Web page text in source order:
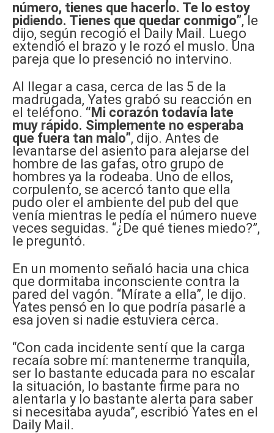
número, tienes que hacerlo. Te lo estoy
pidiendo. Tienes que quedar conmigo”, le
dijo, según recogió el Daily Mail. Luego
extendió el brazo y le rozó el muslo. Una
pareja que lo presenció no intervino.
Al llegar a casa, cerca de las 5 de la
madrugada, Yates grabó su reacción en
el teléfono. “Mi corazón todavía late
muy rápido. Simplemente no esperaba
que fuera tan malo”, dijo. Antes de
levantarse del asiento para alejarse del
hombre de las gafas, otro grupo de
hombres ya la rodeaba. Uno de ellos,
corpulento, se acercó tanto que ella
pudo oler el ambiente del pub del que
venía mientras le pedía el número nueve
veces seguidas. “¿De qué tienes miedo?”,
le preguntó.
En un momento señaló hacia una chica
que dormitaba inconsciente contra la
pared del vagón. “Mírate a ella”, le dijo.
Yates pensó en lo que podría pasarle a
esa joven si nadie estuviera cerca.
“Con cada incidente sentí que la carga
recaía sobre mí: mantenerme tranquila,
ser lo bastante educada para no escalar
la situación, lo bastante firme para no
alentarla y lo bastante alerta para saber
si necesitaba ayuda”, escribió Yates en el
Daily Mail.